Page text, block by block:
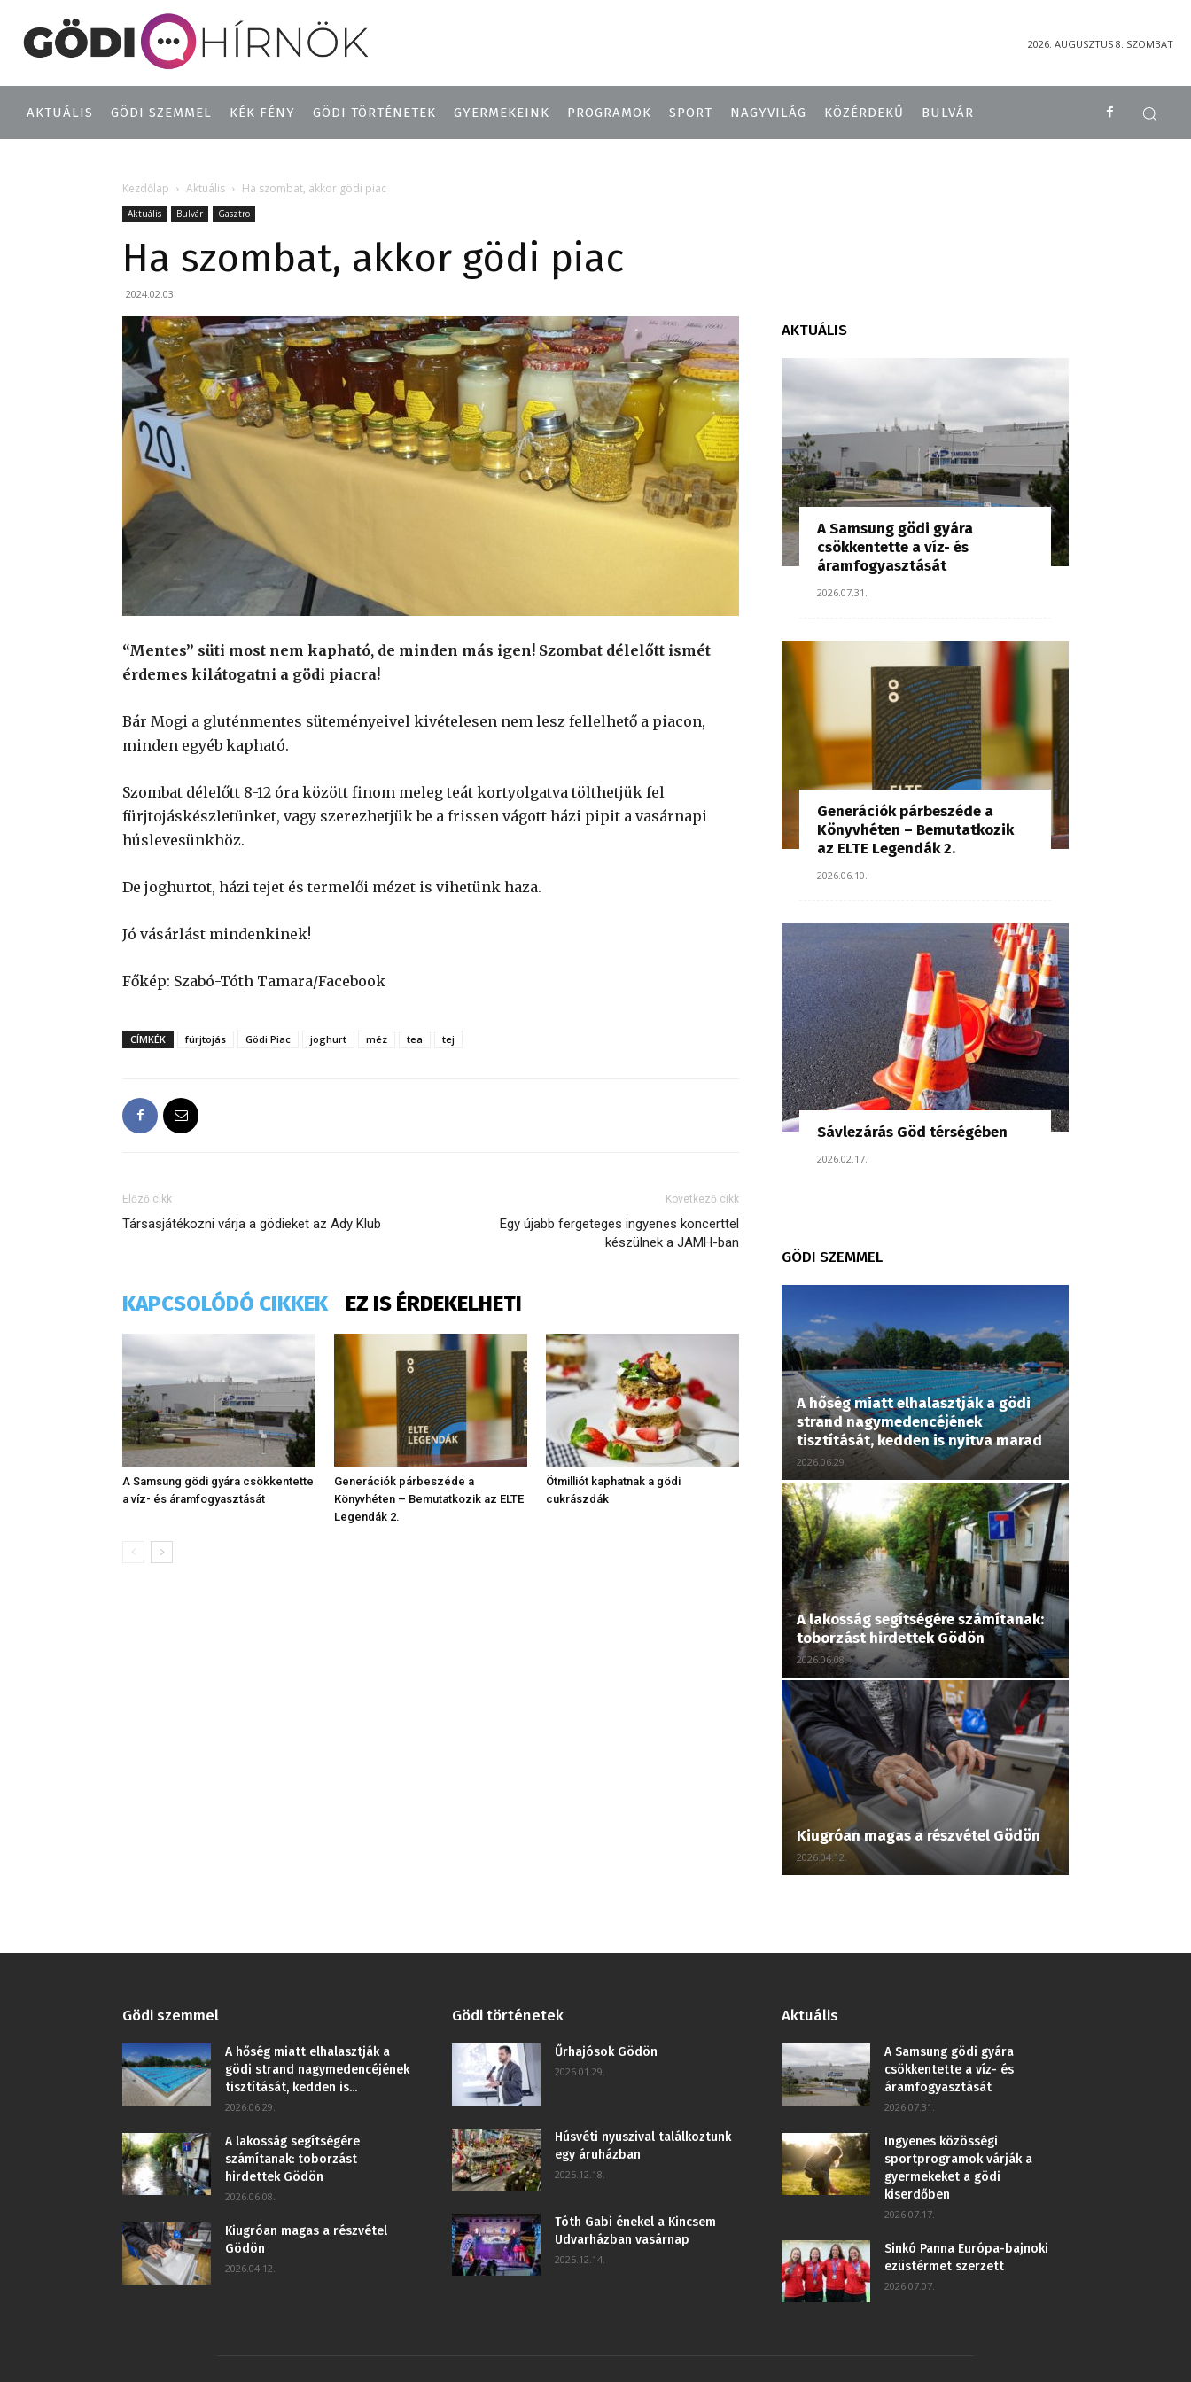
2026. AUGUSZTUS 8. SZOMBAT
AKTUÁLIS GÖDI SZEMMEL KÉK FÉNY GÖDI TÖRTÉNETEK GYERMEKEINK PROGRAMOK SPORT NAGYVILÁG KÖZÉRDEKŰ BULVÁR
Kezdőlap Aktuális Ha szombat, akkor gödi piac
Aktuális Bulvár Gasztro
Ha szombat, akkor gödi piac
2024.02.03.
“Mentes” süti most nem kapható, de minden más igen! Szombat délelőtt ismét
érdemes kilátogatni a gödi piacra!
Bár Mogi a gluténmentes süteményeivel kivételesen nem lesz fellelhető a piacon,
minden egyéb kapható.
Szombat délelőtt 8-12 óra között finom meleg teát kortyolgatva tölthetjük fel
fürjtojáskészletünket, vagy szerezhetjük be a frissen vágott házi pipit a vasárnapi
húslevesünkhöz.
De joghurtot, házi tejet és termelői mézet is vihetünk haza.
Jó vásárlást mindenkinek!
Főkép: Szabó-Tóth Tamara/Facebook
CÍMKÉK fürjtojás Gödi Piac joghurt méz tea tej
Előző cikk
Társasjátékozni várja a gödieket az Ady Klub
Következő cikk
Egy újabb fergeteges ingyenes koncerttel
készülnek a JAMH-ban
KAPCSOLÓDÓ CIKKEK EZ IS ÉRDEKELHETI
A Samsung gödi gyára csökkentette
a víz- és áramfogyasztását
Generációk párbeszéde a
Könyvhéten – Bemutatkozik az ELTE
Legendák 2.
Ötmilliót kaphatnak a gödi
cukrászdák
AKTUÁLIS
A Samsung gödi gyára
csökkentette a víz- és
áramfogyasztását
2026.07.31.
Generációk párbeszéde a
Könyvhéten – Bemutatkozik
az ELTE Legendák 2.
2026.06.10.
Sávlezárás Göd térségében
2026.02.17.
GÖDI SZEMMEL
A hőség miatt elhalasztják a gödi
strand nagymedencéjének
tisztítását, kedden is nyitva marad
2026.06.29.
A lakosság segítségére számítanak:
toborzást hirdettek Gödön
2026.06.08.
Kiugróan magas a részvétel Gödön
2026.04.12.
Gödi szemmel
A hőség miatt elhalasztják a
gödi strand nagymedencéjének
tisztítását, kedden is...
2026.06.29.
A lakosság segítségére
számítanak: toborzást
hirdettek Gödön
2026.06.08.
Kiugróan magas a részvétel
Gödön
2026.04.12.
Gödi történetek
Űrhajósok Gödön
2026.01.29.
Húsvéti nyuszival találkoztunk
egy áruházban
2025.12.18.
Tóth Gabi énekel a Kincsem
Udvarházban vasárnap
2025.12.14.
Aktuális
A Samsung gödi gyára
csökkentette a víz- és
áramfogyasztását
2026.07.31.
Ingyenes közösségi
sportprogramok várják a
gyermekeket a gödi
kiserdőben
2026.07.17.
Sinkó Panna Európa-bajnoki
ezüstérmet szerzett
2026.07.07.